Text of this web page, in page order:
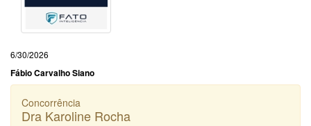
6/30/2026
Fábio Carvalho Siano
Concorrência
Dra Karoline Rocha